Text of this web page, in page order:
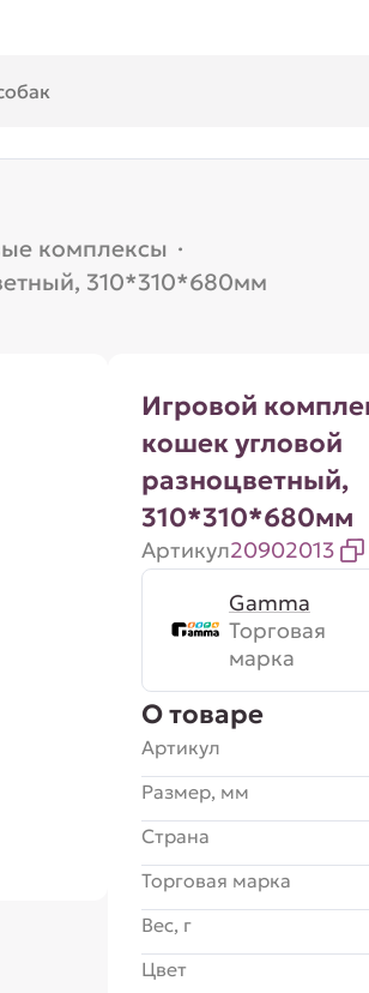
комплексы ·
310*310*680мм
Игровой
кошек угловой
разноцветный,
310*310*680мм
Артикул20902013
Gamma
Торговая
марка
О товаре
Артикул
Размер, мм
Страна
Торговая марка
Вес, г
Цвет